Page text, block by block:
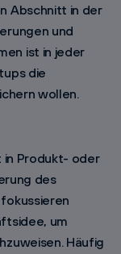
Abschnitt in der
und
ist in jeder
die
wollen.
in Produkt- oder
des
um
Häufig